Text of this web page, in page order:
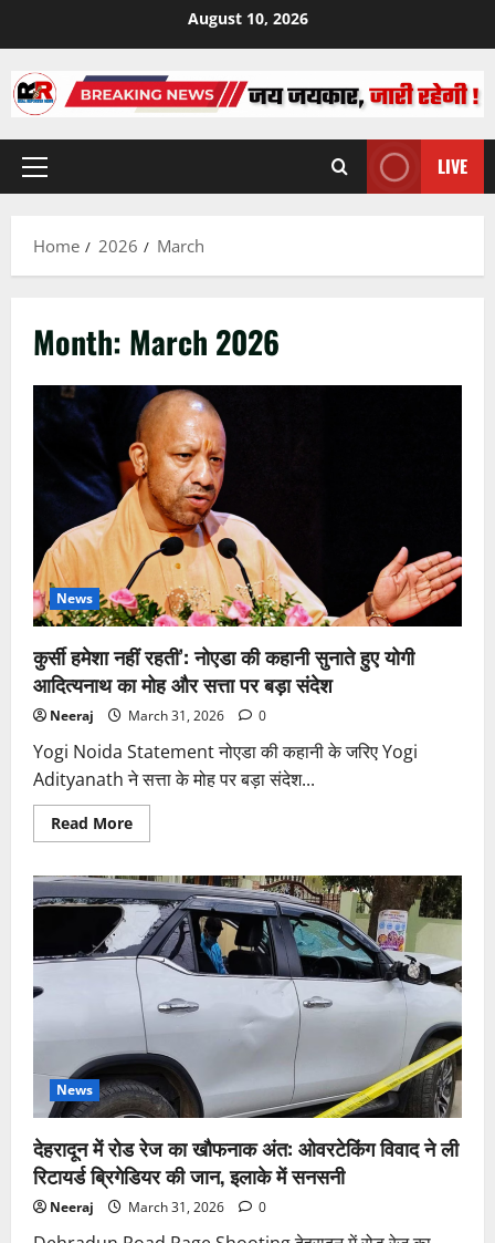
content
August 10, 2026
Primary
LIVE
Home 2026 March
Month: March 2026
News
कुर्सी हमेशा नहीं रहती’: नोएडा की कहानी सुनाते हुए योगी
आदित्यनाथ का मोह और सत्ता पर बड़ा संदेश
Neeraj March 31, 2026 0
Yogi Noida Statement नोएडा की कहानी के जरिए Yogi
Adityanath ने सत्ता के मोह पर बड़ा संदेश...
Read MoreRead
more
हमेशा
नहीं
रहती’:
नोएडा
की
कहानी
सुनाते
हुए
योगी
आदित्यनाथ
का
मोह
सत्ता
पर
बड़ा
News
देहरादून में रोड रेज का खौफनाक अंत: ओवरटेकिंग विवाद ने ली
रिटायर्ड ब्रिगेडियर की जान, इलाके में सनसनी
Neeraj March 31, 2026 0